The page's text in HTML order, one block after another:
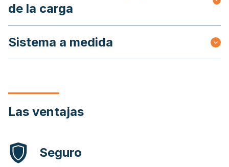
de la carga
Sistema a medida
Las ventajas
Seguro